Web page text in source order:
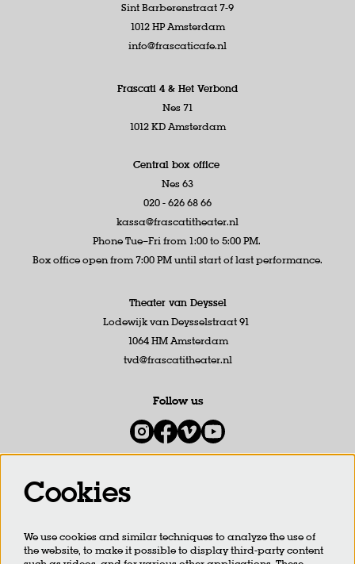
Sint Barberenstraat 7-9
1012 HP Amsterdam
info@frascaticafe.nl
Frascati 4 & Het Verbond
Nes 71
1012 KD Amsterdam
Central box office
Nes 63
020 - 626 68 66
kassa@frascatitheater.nl
Phone Tue–Fri from 1:00 to 5:00 PM.
Box office open from 7:00 PM until start of last performance.
Theater van Deyssel
Lodewijk van Deysselstraat 91
1064 HM Amsterdam
tvd@frascatitheater.nl
Follow us
SIGN UP
Cookies
We use cookies and similar techniques to analyze the use of
the website, to make it possible to display third-party content